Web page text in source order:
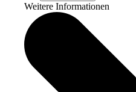
Weitere Informationen